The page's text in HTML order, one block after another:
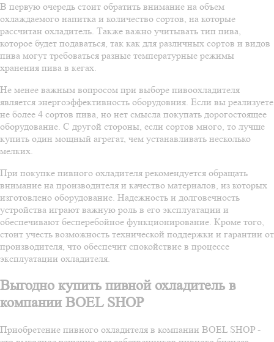
В первую очередь стоит обратить внимание на объем
охлаждаемого напитка и количество сортов, на которые
рассчитан охладитель. Также важно учитывать тип пива,
которое будет подаваться, так как для различных сортов и видов
пива могут требоваться разные температурные режимы
хранения пива в кегах.
Не менее важным вопросом при выборе пивоохладителя
является энергоэффективность оборудовния. Если вы реализуете
не более 4 сортов пива, но нет смысла покупать дорогостоящее
оборудование. С другой стороны, если сортов много, то лучше
купить один мощный агрегат, чем устанавливать несколько
мелких.
При покупке пивного охладителя рекомендуется обращать
внимание на производителя и качество материалов, из которых
изготовлено оборудование. Надежность и долговечность
устройства играют важную роль в его эксплуатации и
обеспечивают бесперебойное функционирование. Кроме того,
стоит учесть возможность технической поддержки и гарантии от
производителя, что обеспечит спокойствие в процессе
эксплуатации охладителя.
Выгодно купить пивной охладитель в
компании BOEL SHOP
Приобретение пивного охладителя в компании BOEL SHOP -